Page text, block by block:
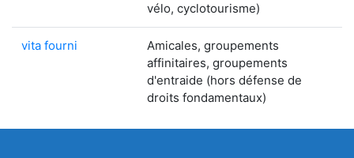
vélo, cyclotourisme)
vita fourni
Amicales, groupements
affinitaires, groupements
d'entraide (hors défense de
droits fondamentaux)